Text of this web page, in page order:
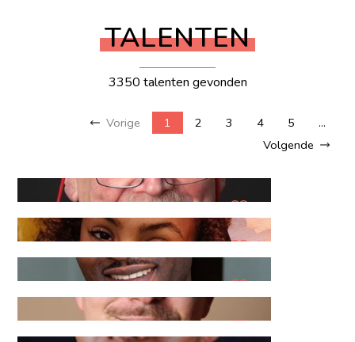
TALENTEN
3350 talenten gevonden
Vorige 1 2 3 4 5
...
Volgende